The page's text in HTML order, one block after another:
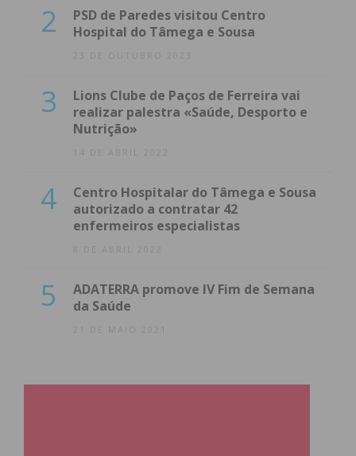
2
PSD de Paredes visitou Centro
Hospital do Tâmega e Sousa
23 DE OUTUBRO 2023
3
Lions Clube de Paços de Ferreira vai
realizar palestra «Saúde, Desporto e
Nutrição»
14 DE ABRIL 2022
4
Centro Hospitalar do Tâmega e Sousa
autorizado a contratar 42
enfermeiros especialistas
8 DE ABRIL 2022
5
ADATERRA promove IV Fim de Semana
da Saúde
21 DE MAIO 2021